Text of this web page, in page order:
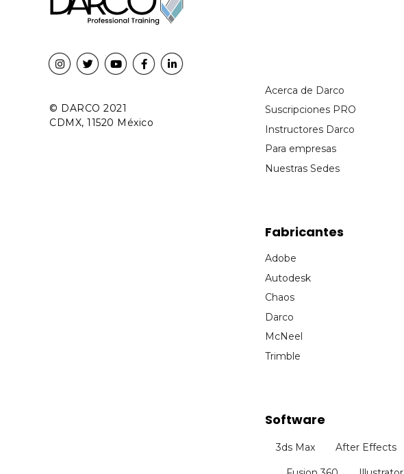
© DARCO 2021
CDMX, 11520 México
Acerca de Darco
Suscripciones PRO
Instructores Darco
Para empresas
Nuestras Sedes
Fabricantes
Adobe
Autodesk
Chaos
Darco
McNeel
Trimble
Software
3ds Max After Effects